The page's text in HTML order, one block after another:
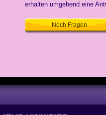
erhalten umgehend eine
Noch Fragen